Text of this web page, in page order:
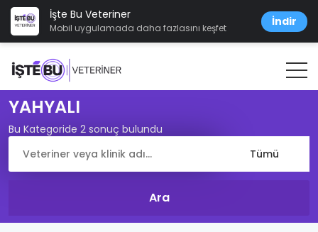
İşte Bu Veteriner
Mobil uygulamada daha fazlasını keşfet İndir
YAHYALI
Bu Kategoride 2 sonuç bulundu